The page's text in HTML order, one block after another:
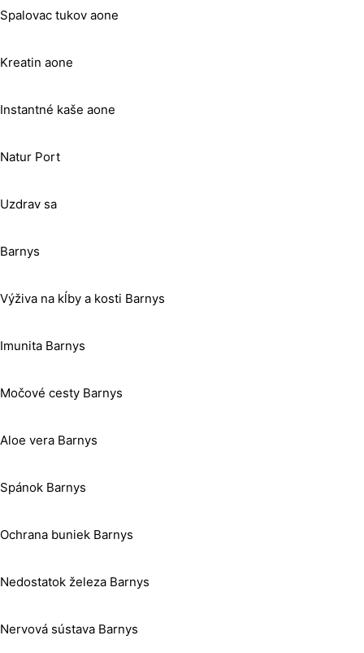
Spalovac tukov aone
Kreatin aone
Instantné kaše aone
Natur Port
Uzdrav sa
Barnys
Výživa na kĺby a kosti Barnys
Imunita Barnys
Močové cesty Barnys
Aloe vera Barnys
Spánok Barnys
Ochrana buniek Barnys
Nedostatok železa Barnys
Nervová sústava Barnys